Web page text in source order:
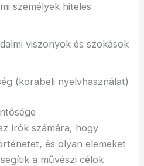
személyek hiteles
viszonyok és szokások
(korabeli nyelvhasználat)
írók számára, hogy
és olyan elemeket
a művészi célok